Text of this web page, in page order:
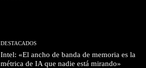
DESTACADOS
Intel: «El ancho de banda de memoria es la
métrica de IA que nadie está mirando»